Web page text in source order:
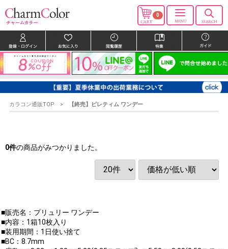
0
カラコン通販TOP 【終売】ピレティム ワンデー
0件の商品がみつかりました。
■販売名：プリュリー ワンデー
■内容：1箱10枚入り
■装用期間：1日使い捨て
■BC：8.7mm